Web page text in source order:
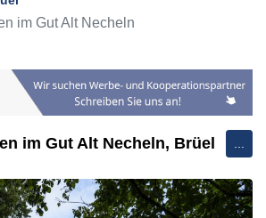
im Gut Alt Necheln
im Gut Alt Necheln, Brüel